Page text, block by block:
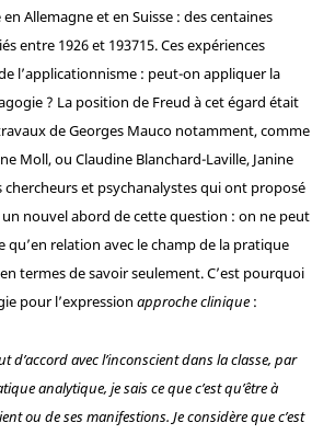
Allemagne et en Suisse : des centaines
entre 1926 et 193715. Ces expériences
l’applicationnisme : peut-on appliquer la
? La position de Freud à cet égard était
de Georges Mauco notamment, comme
Moll, ou Claudine Blanchard-Laville, Janine
chercheurs et psychanalystes qui ont proposé
un nouvel abord de cette question : on ne peut
qu’en relation avec le champ de la pratique
termes de savoir seulement. C’est pourquoi
pour l’expression approche clinique:
d’accord avec l’inconscient dans la classe, par
analytique, je sais ce que c’est qu’être à
ou de ses manifestions. Je considère que c’est